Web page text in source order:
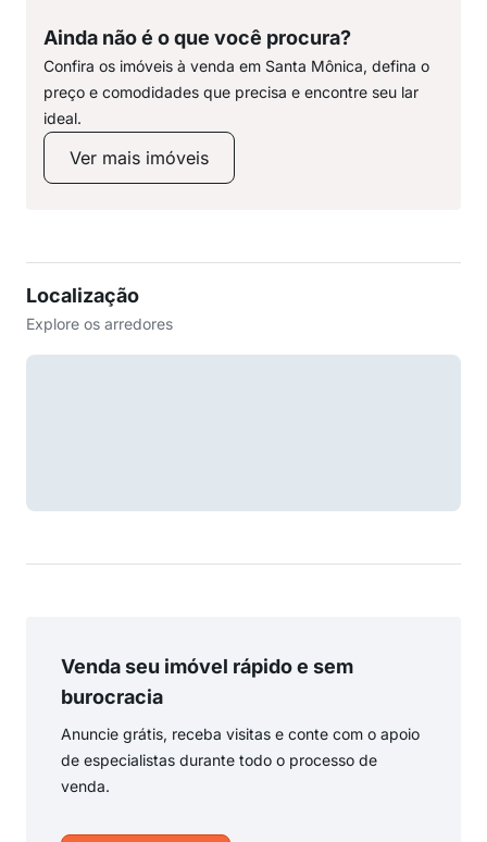
Ainda não é o que você procura?
Confira os imóveis à venda em Santa Mônica, defina o
preço e comodidades que precisa e encontre seu lar
ideal.
Ver mais imóveis
Localização
Explore os arredores
Venda seu imóvel rápido e sem
burocracia
Anuncie grátis, receba visitas e conte com o apoio
de especialistas durante todo o processo de
venda.